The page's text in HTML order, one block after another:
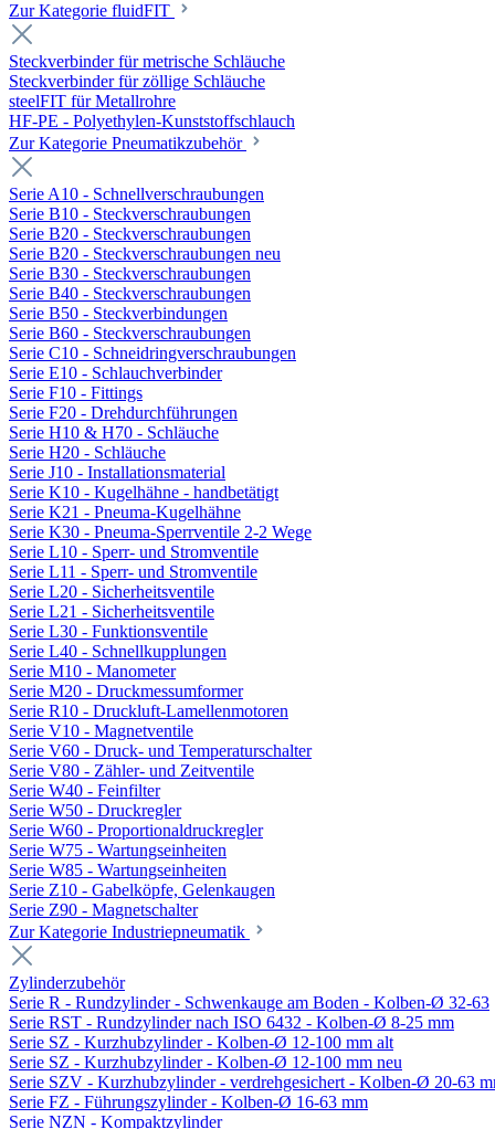
Zur Kategorie fluidFIT
Steckverbinder für metrische Schläuche
Steckverbinder für zöllige Schläuche
steelFIT für Metallrohre
HF-PE - Polyethylen-Kunststoffschlauch
Zur Kategorie Pneumatikzubehör
Serie A10 - Schnellverschraubungen
Serie B10 - Steckverschraubungen
Serie B20 - Steckverschraubungen
Serie B20 - Steckverschraubungen neu
Serie B30 - Steckverschraubungen
Serie B40 - Steckverschraubungen
Serie B50 - Steckverbindungen
Serie B60 - Steckverschraubungen
Serie C10 - Schneidringverschraubungen
Serie E10 - Schlauchverbinder
Serie F10 - Fittings
Serie F20 - Drehdurchführungen
Serie H10 & H70 - Schläuche
Serie H20 - Schläuche
Serie J10 - Installationsmaterial
Serie K10 - Kugelhähne - handbetätigt
Serie K21 - Pneuma-Kugelhähne
Serie K30 - Pneuma-Sperrventile 2-2 Wege
Serie L10 - Sperr- und Stromventile
Serie L11 - Sperr- und Stromventile
Serie L20 - Sicherheitsventile
Serie L21 - Sicherheitsventile
Serie L30 - Funktionsventile
Serie L40 - Schnellkupplungen
Serie M10 - Manometer
Serie M20 - Druckmessumformer
Serie R10 - Druckluft-Lamellenmotoren
Serie V10 - Magnetventile
Serie V60 - Druck- und Temperaturschalter
Serie V80 - Zähler- und Zeitventile
Serie W40 - Feinfilter
Serie W50 - Druckregler
Serie W60 - Proportionaldruckregler
Serie W75 - Wartungseinheiten
Serie W85 - Wartungseinheiten
Serie Z10 - Gabelköpfe, Gelenkaugen
Serie Z90 - Magnetschalter
Zur Kategorie Industriepneumatik
Zylinderzubehör
Serie R - Rundzylinder - Schwenkauge am Boden - Kolben-Ø 32-63
Serie RST - Rundzylinder nach ISO 6432 - Kolben-Ø 8-25 mm
Serie SZ - Kurzhubzylinder - Kolben-Ø 12-100 mm alt
Serie SZ - Kurzhubzylinder - Kolben-Ø 12-100 mm neu
Serie SZV - Kurzhubzylinder - verdrehgesichert - Kolben-Ø 20-63
Serie FZ - Führungszylinder - Kolben-Ø 16-63 mm
Serie NZN - Kompaktzylinder